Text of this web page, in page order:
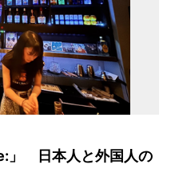
」 日本人と外国人の